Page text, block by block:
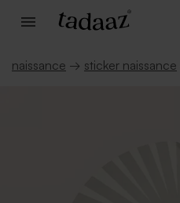
naissance → sticker naissance